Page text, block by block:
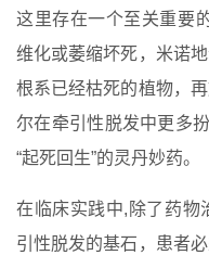
这里存在一个至关重要
维化或萎缩坏死，米诺
根系已经枯死的植物，
尔在牵引性脱发中更多
“起死回生”的灵丹妙药。
在临床实践中,除了药物
引性脱发的基石，患者